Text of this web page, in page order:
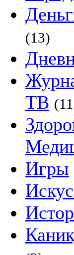
(13)
ТВ
Игры